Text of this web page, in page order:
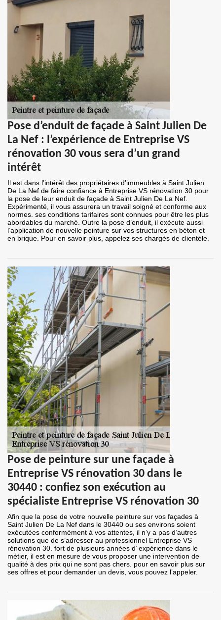
Pose d’enduit de façade à Saint Julien De
La Nef : l’expérience de Entreprise VS
rénovation 30 vous sera d’un grand
intérêt
Il est dans l’intérêt des propriétaires d’immeubles à Saint Julien
De La Nef de faire confiance à Entreprise VS rénovation 30 pour
la pose de leur enduit de façade à Saint Julien De La Nef.
Expérimenté, il vous assurera un travail soigné et conforme aux
normes. ses conditions tarifaires sont connues pour être les plus
abordables du marché. Outre la pose d’enduit, il exécute aussi
l’application de nouvelle peinture sur vos structures en béton et
en brique. Pour en savoir plus, appelez ses chargés de clientèle.
Pose de peinture sur une façade à
Entreprise VS rénovation 30 dans le
30440 : confiez son exécution au
spécialiste Entreprise VS rénovation 30
Afin que la pose de votre nouvelle peinture sur vos façades à
Saint Julien De La Nef dans le 30440 ou ses environs soient
exécutées conformément à vos attentes, il n’y a pas d’autres
solutions que de s’adresser au professionnel Entreprise VS
rénovation 30. fort de plusieurs années d’ expérience dans le
métier, il est en mesure de vous proposer une intervention de
qualité à des prix qui ne sont pas chers. pour en savoir plus sur
ses offres et pour demander un devis, vous pouvez l’appeler.